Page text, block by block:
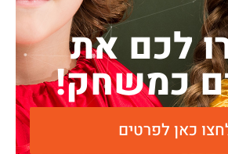
לכם את
כמשחק!
כאן לפרטים